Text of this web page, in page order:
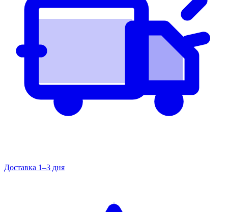
Доставка 1–3 дня